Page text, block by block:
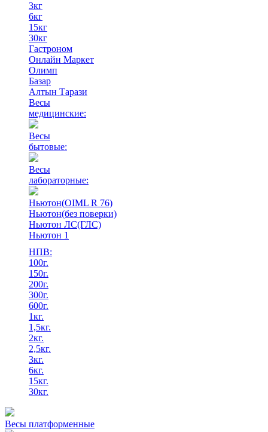
3кг
6кг
15кг
30кг
Гастроном
Онлайн Маркет
Олимп
Базар
Алтын Тарази
Весы
медицинские:
Весы
бытовые:
Весы
лабораторные:
Ньютон(OIML R 76)
Ньютон(без поверки)
Ньютон ЛС(ГЛС)
Ньютон 1
НПВ:
100г.
150г.
200г.
300г.
600г.
1кг.
1,5кг.
2кг.
2,5кг.
3кг.
6кг.
15кг.
30кг.
Весы платформенные